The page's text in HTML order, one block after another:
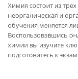
Химия состоит из
неорганическая и
обучения меняется
Воспользовавшись
химии вы изучите
подготовитесь к